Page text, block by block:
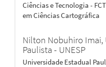
Ciências e Tecnologia -
em Ciências Cartográfica
Nilton Nobuhiro Imai,
Paulista - UNESP
Universidade Estadual